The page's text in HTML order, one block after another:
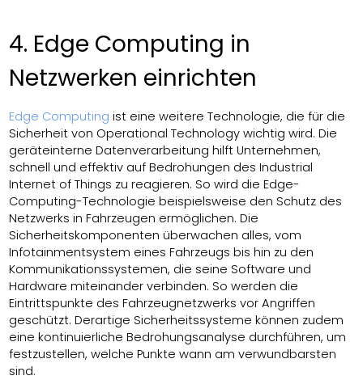
4. Edge Computing in
Netzwerken einrichten
Edge Computing ist eine weitere Technologie, die für die
Sicherheit von Operational Technology wichtig wird. Die
geräteinterne Datenverarbeitung hilft Unternehmen,
schnell und effektiv auf Bedrohungen des Industrial
Internet of Things zu reagieren. So wird die Edge-
Computing-Technologie beispielsweise den Schutz des
Netzwerks in Fahrzeugen ermöglichen. Die
Sicherheitskomponenten überwachen alles, vom
Infotainmentsystem eines Fahrzeugs bis hin zu den
Kommunikationssystemen, die seine Software und
Hardware miteinander verbinden. So werden die
Eintrittspunkte des Fahrzeugnetzwerks vor Angriffen
geschützt. Derartige Sicherheitssysteme können zudem
eine kontinuierliche Bedrohungsanalyse durchführen, um
festzustellen, welche Punkte wann am verwundbarsten
sind.